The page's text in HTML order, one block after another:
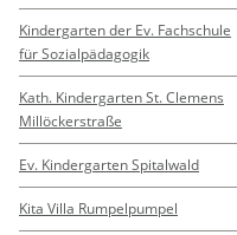
Kindergarten der Ev. Fachschule
für Sozialpädagogik
Kath. Kindergarten St. Clemens
Millöckerstraße
Ev. Kindergarten Spitalwald
Kita Villa Rumpelpumpel